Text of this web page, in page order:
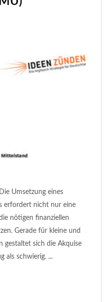
Umsetzung eines
erfordert nicht nur eine
nötigen finanziellen
Gerade für kleine und
gestaltet sich die Akquise
als schwierig. ...